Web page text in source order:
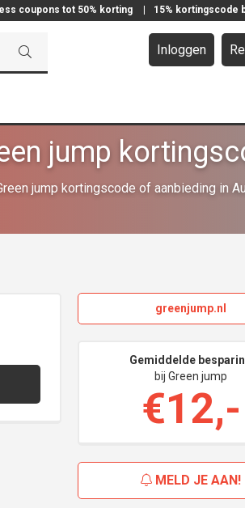
coupons tot 50% korting 15% kortingscode
Inloggen
jump
jump kortingscode of aanbieding in
greenjump.nl
Gemiddelde
bij Green jump
€12,-
MELD JE AAN!